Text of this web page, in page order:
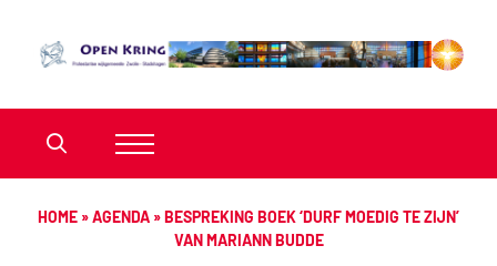
HOME »AGENDA »BESPREKING BOEK ‘DURF MOEDIG TE ZIJN’
VAN MARIANN BUDDE